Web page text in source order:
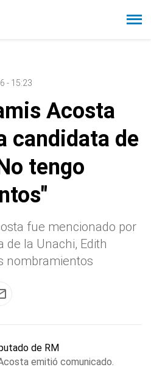
- 15:23
Acosta
candidata de
tengo
fue mencionado por
de la Unachi, Edith
nombramientos
emitió comunicado.